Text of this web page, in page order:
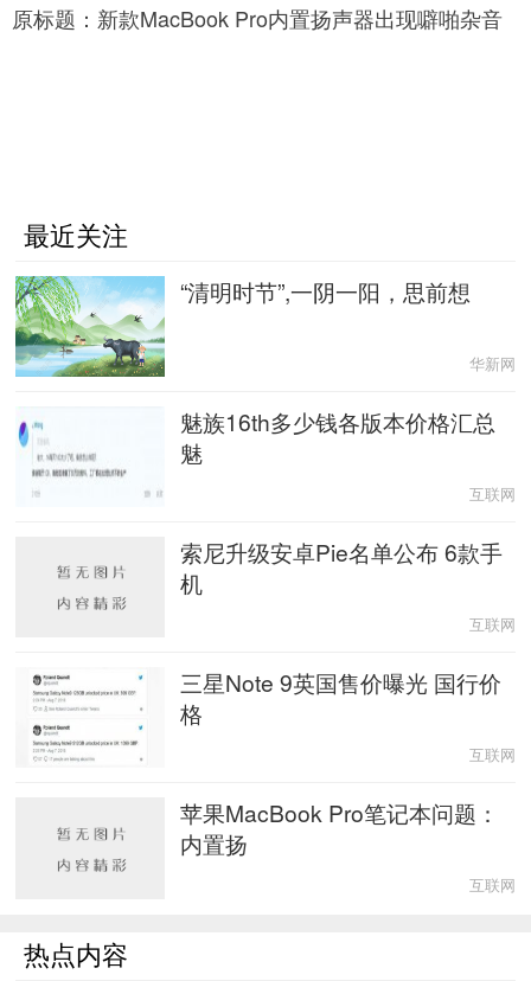
原标题：新款MacBook Pro内置扬声器出现噼啪杂音
最近关注
“清明时节”,一阴一阳，思前想
华新网
魅族16th多少钱各版本价格汇总
魅
互联网
索尼升级安卓Pie名单公布 6款手
机
互联网
三星Note 9英国售价曝光 国行价
格
互联网
苹果MacBook Pro笔记本问题：
内置扬
互联网
热点内容